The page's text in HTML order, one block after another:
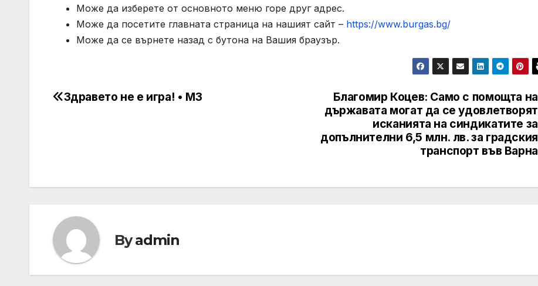
Може да изберете от основното меню горе друг адрес.
Може да посетите главната страница на нашият сайт – https://www.burgas.bg/
Може да се върнете назад с бутона на Вашия браузър.
Post
Благомир Коцев: Само с помощта на
държавата могат да се удовлетворят
исканията на синдикатите за
допълнителни 6,5 млн. лв. за градския
транспорт във Варна
Здравето не е игра! • МЗ
Byadmin